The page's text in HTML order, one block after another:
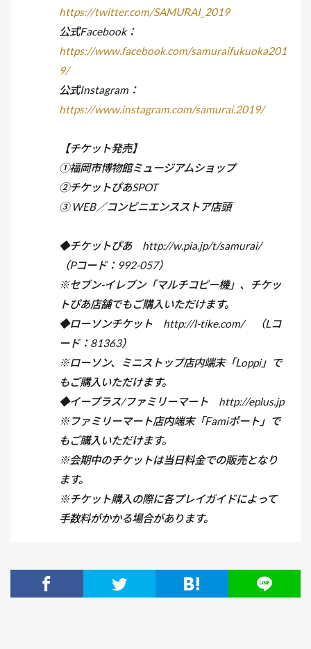
https://twitter.com/SAMURAI_2019
公式Facebook：
https://www.facebook.com/samuraifukuoka201
9/
公式Instagram：
https://www.instagram.com/samurai.2019/
【チケット発売】
①福岡市博物館ミュージアムショップ
②チケットぴあSPOT
③ WEB／コンビニエンスストア店頭
◆チケットぴあ http://w.pia.jp/t/samurai/
（Pコード：992-057）
※セブン-イレブン「マルチコピー機」、チケッ
トぴあ店舗でもご購入いただけます。
◆ローソンチケット http://l-tike.com/ （Lコ
ード：81363）
※ローソン、ミニストップ店内端末「Loppi」で
もご購入いただけます。
◆イープラス/ファミリーマート http://eplus.jp
※ファミリーマート店内端末「Famiポート」で
もご購入いただけます。
※会期中のチケットは当日料金での販売となり
ます。
※チケット購入の際に各プレイガイドによって
手数料がかかる場合があります。